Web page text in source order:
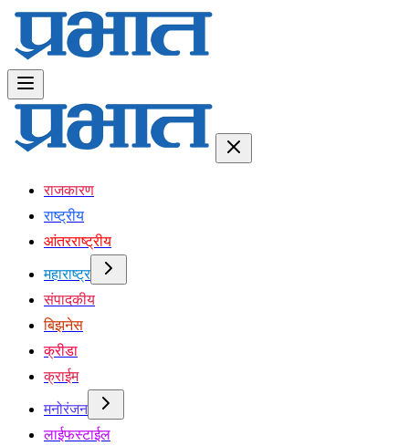
राजकारण
राष्ट्रीय
आंतरराष्ट्रीय
महाराष्ट्र
संपादकीय
बिझनेस
क्रीडा
क्राईम
मनोरंजन
लाईफस्टाईल